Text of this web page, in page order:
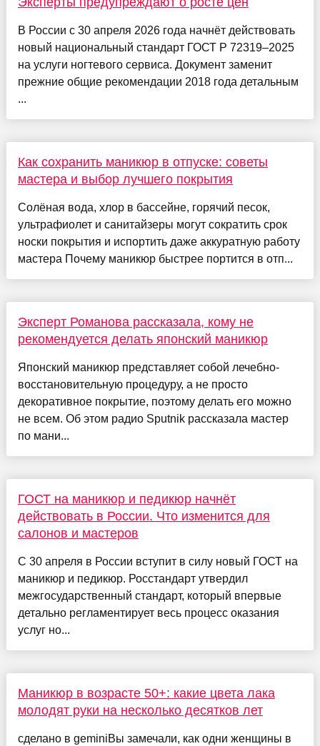
В России с 30 апреля 2026 года начнёт действовать
новый национальный стандарт ГОСТ Р 72319–2025
на услуги ногтевого сервиса. Документ заменит
прежние общие рекомендации 2018 года детальным
...
Как сохранить маникюр в отпуске: советы
мастера и выбор лучшего покрытия
Солёная вода, хлор в бассейне, горячий песок,
ультрафиолет и санитайзеры могут сократить срок
носки покрытия и испортить даже аккуратную работу
мастера Почему маникюр быстрее портится в отп...
Эксперт Романова рассказала, кому не
рекомендуется делать японский маникюр
Японский маникюр представляет собой лечебно-
восстановительную процедуру, а не просто
декоративное покрытие, поэтому делать его можно
не всем. Об этом радио Sputnik рассказала мастер
по мани...
ГОСТ на маникюр и педикюр начнёт
действовать в России. Что изменится для
салонов и мастеров
С 30 апреля в России вступит в силу новый ГОСТ на
маникюр и педикюр. Росстандарт утвердил
межгосударственный стандарт, который впервые
детально регламентирует весь процесс оказания
услуг но...
Маникюр в возрасте 50+: какие цвета лака
молодят руки на несколько десятков лет
сделано в geminiВы замечали, как одни женщины в